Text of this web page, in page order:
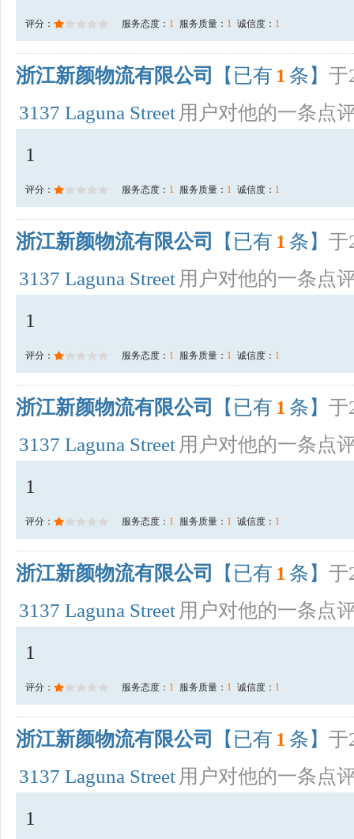
评分： 服务态度： 1 服务质量： 1 诚信度： 1
浙江新颜物流有限公司 【已有 1 条】 于
3137 Laguna Street 用户对他的一条点
1
评分： 服务态度： 1 服务质量： 1 诚信度： 1
浙江新颜物流有限公司 【已有 1 条】 于
3137 Laguna Street 用户对他的一条点
1
评分： 服务态度： 1 服务质量： 1 诚信度： 1
浙江新颜物流有限公司 【已有 1 条】 于
3137 Laguna Street 用户对他的一条点
1
评分： 服务态度： 1 服务质量： 1 诚信度： 1
浙江新颜物流有限公司 【已有 1 条】 于
3137 Laguna Street 用户对他的一条点
1
评分： 服务态度： 1 服务质量： 1 诚信度： 1
浙江新颜物流有限公司 【已有 1 条】 于
3137 Laguna Street 用户对他的一条点
1